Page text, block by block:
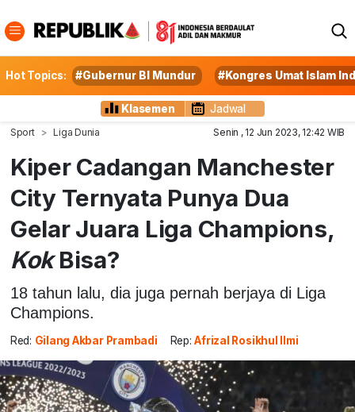
Hot Topics: #Gubernur BI Mundur #Kongres Umat Islam
Klasemen Jadwal
Sport Liga Dunia Senin , 12 Jun 2023, 12:42 WIB
Kiper Cadangan Manchester
City Ternyata Punya Dua
Gelar Juara Liga Champions,
KokBisa?
18 tahun lalu, dia juga pernah berjaya di Liga
Champions.
Red: Gilang Akbar Prambadi Rep: Afrizal Rosikhul Ilmi